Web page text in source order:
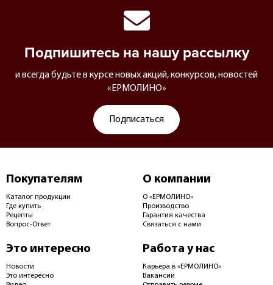
Подпишитесь на нашу рассылку
и всегда будьте в курсе новых акций, конкурсов, новостей
«ЕРМОЛИНО»
Подписаться
Покупателям
Каталог продукции
Где купить
Рецепты
Вопрос-Ответ
О компании
О «ЕРМОЛИНО»
Производство
Гарантия качества
Связаться с нами
Это интересно
Новости
Это интересно
Работа у нас
Карьера в «ЕРМОЛИНО»
Вакансии